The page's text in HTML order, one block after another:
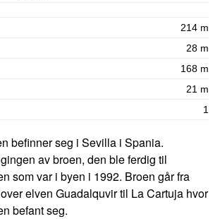
214 m
28 m
168 m
21 m
1
befinner seg i Sevilla i Spania.
av broen, den ble ferdig til
som var i byen i 1992. Broen går fra
elven Guadalquvir til La Cartuja hvor
befant seg.